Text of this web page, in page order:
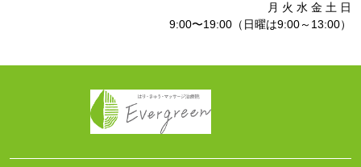
月 火 水 金 土 日
9:00〜19:00（日曜は9:00～13:00）